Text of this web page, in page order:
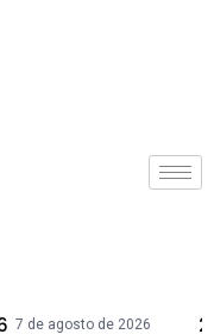
28 Inmuebles